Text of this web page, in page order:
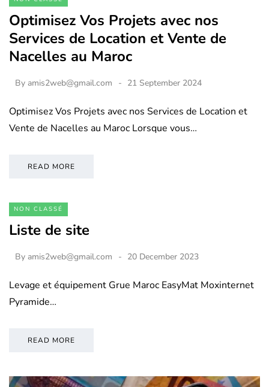
Optimisez Vos Projets avec nos
Services de Location et Vente de
Nacelles au Maroc
By amis2web@gmail.com 21 September 2024
Optimisez Vos Projets avec nos Services de Location et
Vente de Nacelles au Maroc Lorsque vous…
READ MORE
NON CLASSÉ
Liste de site
By amis2web@gmail.com 20 December 2023
Levage et équipement Grue Maroc EasyMat Moxinternet
Pyramide…
READ MORE